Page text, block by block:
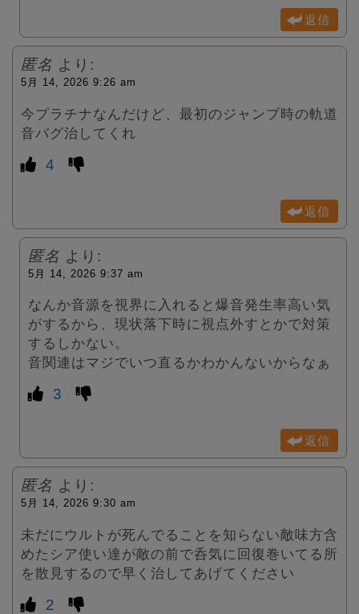
返信
匿名 より:
5月 14, 2026 9:26 am
今プラチナなんだけど、最初のジャンプ時の軌道
音バグ治してくれ
4
返信
匿名 より:
5月 14, 2026 9:37 am
なんか音源を視界に入れると爆音発生率高い気
がするから、現状落下時に視点外すとかで対策
するしかない。
音関連はマジでいつ直るかわかんないからなぁ
3
返信
匿名 より:
5月 14, 2026 9:30 am
未だにウルトが死んでることを知らない敵味方含
めたシア使い達が敵の前で呑気に回復巻いてる所
を散見するので早く治してあげてください
2